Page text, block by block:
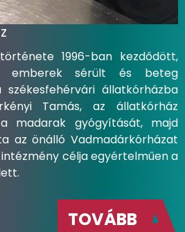
1996-ban kezdődött,
emberek sérült és beteg
állatkórházba
Tamás, az állatkórház
madarak gyógyítását, majd
az önálló Vadmadárkórházat
célja egyértelműen a
TOVÁBB